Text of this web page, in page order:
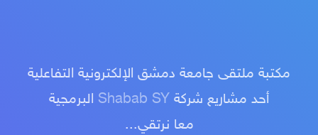
مكتبة ملتقى جامعة دمشق الإلكترونية التفاعلية
أحد مشاريع شركة Shabab SY البرمجية
معا نرتقي...